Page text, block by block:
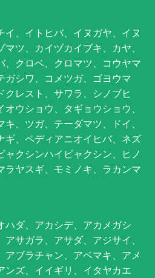
イ、イトヒバ、イヌガヤ、イヌ
ツ、カイヅカイブキ、カヤ、
、クロベ、クロマツ、コウヤマ
ガシワ、コメツガ、ゴヨウマ
クレスト、サワラ、シノブヒ
ウショウ、タギョウショウ、
、ツガ、テーダマツ、ドイ、
ギ、ペディアニオイヒバ、ネズ
ャクシンハイビャクシン、ヒノ
ラヤスギ、モミノキ、ラカンマ
ハダ、アカシデ、アカメガシ
サガラ、アサダ、アジサイ、
アブラチャン、アベマキ、アメ
ンズ、イイギリ、イタヤカエ